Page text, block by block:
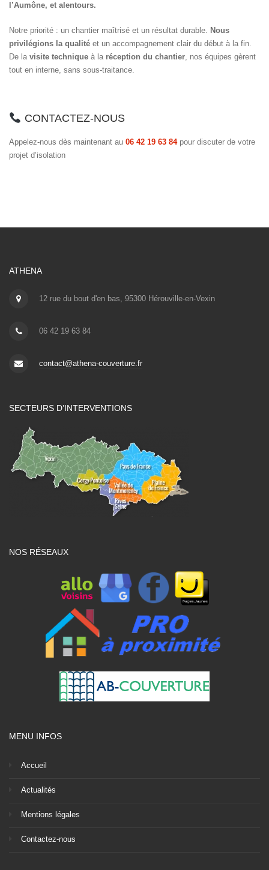
l’Aumône, et alentours.
Notre priorité : un chantier maîtrisé et un résultat durable. Nous
privilégions la qualité et un accompagnement clair du début à la fin.
De la visite technique à la réception du chantier , nos équipes gèrent
tout en interne, sans sous-traitance.
CONTACTEZ-NOUS
Appelez-nous dès maintenant au 06 42 19 63 84pour discuter de votre
projet d’isolation
ATHENA
12 rue du bout d'en bas, 95300 Hérouville-en-Vexin
06 42 19 63 84
contact@athena-couverture.fr
SECTEURS D’INTERVENTIONS
NOS RÉSEAUX
MENU INFOS
Accueil
Actualités
Mentions légales
Contactez-nous